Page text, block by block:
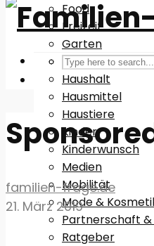
Food
Freizeit
Garten
Gesundheit
Haushalt
Hausmittel
Haustiere
Kinder
Kinderwunsch
Medien
Mobilität
Mode &
Partnerschaft &
Ratgeber
familien-frage.de
21. März 2019